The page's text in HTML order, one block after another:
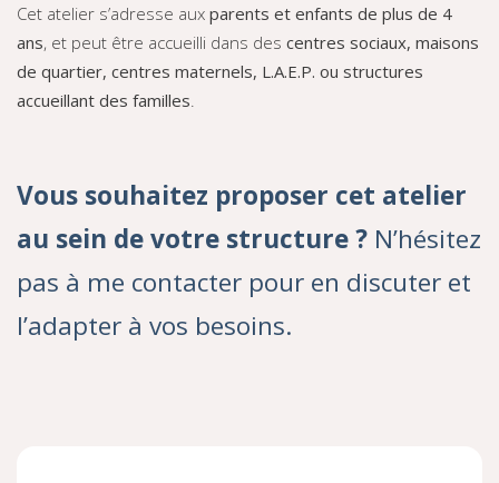
Cet atelier s’adresse aux parents et enfants de plus de 4
ans, et peut être accueilli dans des centres sociaux, maisons
de quartier, centres maternels, L.A.E.P. ou structures
accueillant des familles
Vous souhaitez proposer cet atelier
au sein de votre structure ? N’hésitez
pas à me contacter pour en discuter et
l’adapter à vos besoins.